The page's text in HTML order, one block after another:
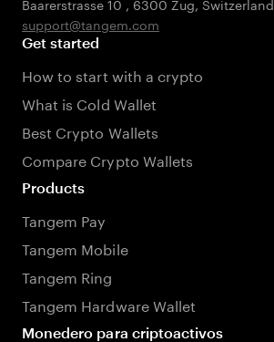
support@tangem.com
Get started
How to start with a crypto
What is Cold Wallet
Best Crypto Wallets
Compare Crypto Wallets
Products
Tangem Pay
Tangem Mobile
Tangem Ring
Tangem Hardware Wallet
Monedero para criptoactivos